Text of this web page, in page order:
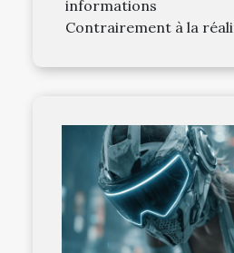
informations
Contrairement à la